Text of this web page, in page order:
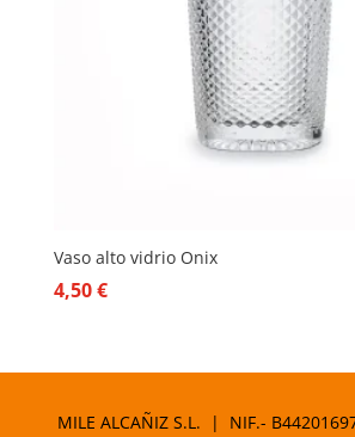
Vaso alto vidrio Onix
4,50€
MILE ALCAÑIZ S.L. | NIF.-